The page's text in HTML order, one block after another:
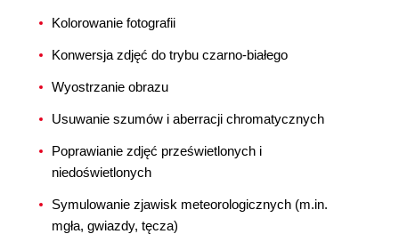
Kolorowanie fotografii
Konwersja zdjęć do trybu czarno-białego
Wyostrzanie obrazu
Usuwanie szumów i aberracji chromatycznych
Poprawianie zdjęć prześwietlonych i
niedoświetlonych
Symulowanie zjawisk meteorologicznych (m.in.
mgła, gwiazdy, tęcza)